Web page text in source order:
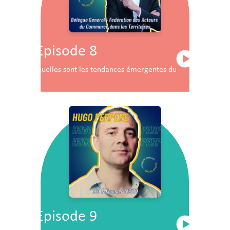
Episode 8
Quelles sont les tendances émergentes du commerce en
Episode 9